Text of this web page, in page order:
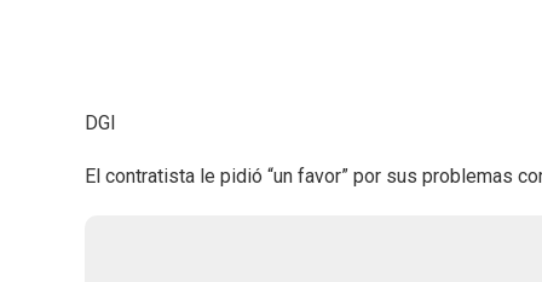
DGI
El contratista le pidió “un favor” por sus problemas